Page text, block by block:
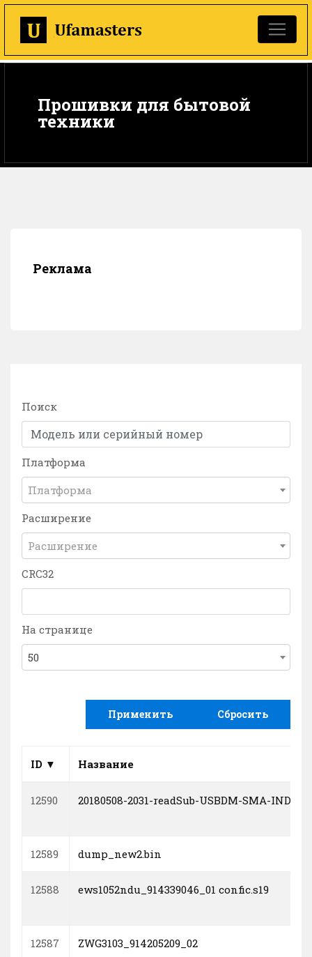
Прошивки для бытовой
техники
Реклама
Поиск
Платформа
Платформа
Расширение
Расширение
CRC32
На странице
50
Применить Сбросить
ID ▼ Название
12590 20180508-2031-readSub-USBDM-SMA-IND-
12589 dump_new2.bin
12588 ews1052ndu_914339046_01 confic.s19
12587 ZWG3103_914205209_02